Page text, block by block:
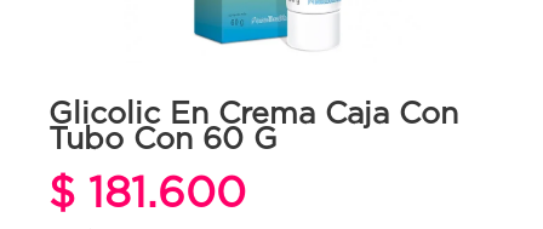
Glicolic En Crema Caja Con
Tubo Con 60 G
$ 181.600